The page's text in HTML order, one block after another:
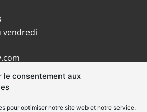
le consentement aux
pour optimiser notre site web et notre service.
vendredi
586 462